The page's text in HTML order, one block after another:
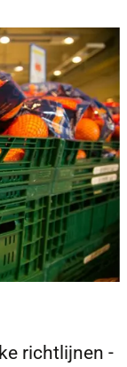
richtlijnen -